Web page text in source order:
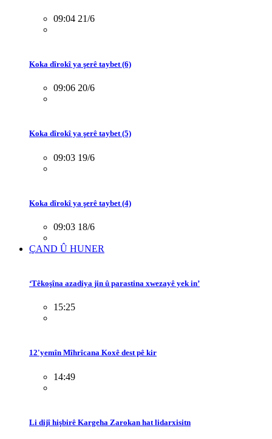
09:04 21/6
Koka dîrokî ya şerê taybet (6)
09:06 20/6
Koka dîrokî ya şerê taybet (5)
09:03 19/6
Koka dîrokî ya şerê taybet (4)
09:03 18/6
ÇAND Û HUNER
‘Têkoşîna azadiya jin û parastina xwezayê yek in’
15:25
12'yemîn Mîhrîcana Koxê dest pê kir
14:49
Li dijî hişbirê Kargeha Zarokan hat lidarxisitn